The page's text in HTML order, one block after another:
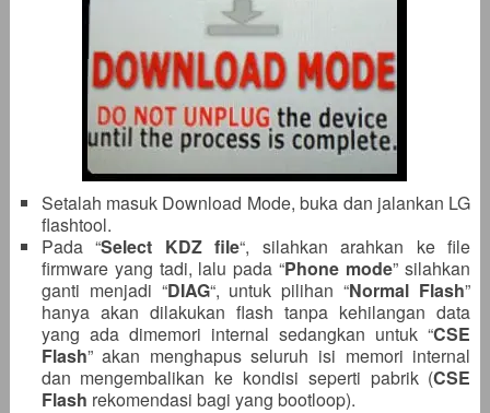
Setalah masuk Download Mode, buka dan jalankan LG
flashtool.
Pada “Select KDZ file“, silahkan arahkan ke file
firmware yang tadi, lalu pada “Phone mode” silahkan
ganti menjadi “DIAG“, untuk pilihan “Normal Flash”
hanya akan dilakukan flash tanpa kehilangan data
yang ada dimemori internal sedangkan untuk “CSE
Flash” akan menghapus seluruh isi memori internal
dan mengembalikan ke kondisi seperti pabrik (CSE
Flash rekomendasi bagi yang bootloop).